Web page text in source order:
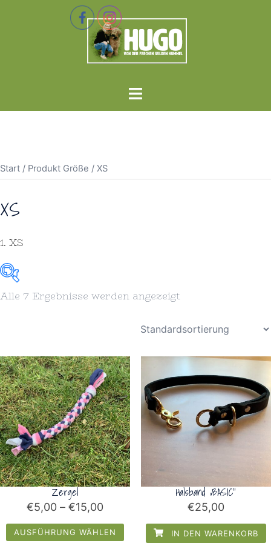
Menü
Start / Produkt Größe / XS
XS
1. XS
Halsbänder(7)
Halstücher(6)
Leinen(3)
Leinen Sets(6)
Spielzeug/Beschäftigung
Alle 7 Ergebnisse werden angezeigt
Zergel
€5,00 –€15,00Preisspanne:
€5,00
AUSFÜHRUNG WÄHLEN
Halsband „BASIC“
€25,00
IN DEN WARENKORB